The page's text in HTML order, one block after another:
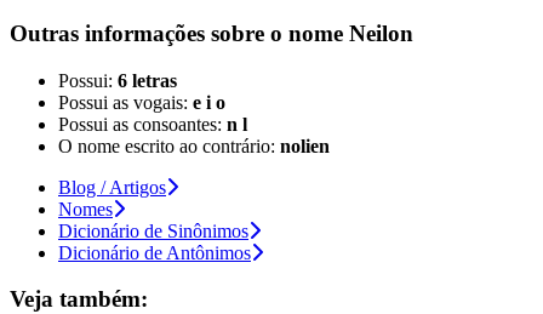
Outras informações sobre o nome Neilon
Possui: 6 letras
Possui as vogais: e i o
Possui as consoantes: n l
O nome escrito ao contrário: nolien
Blog / Artigos
Nomes
Dicionário de Sinônimos
Dicionário de Antônimos
Veja também: